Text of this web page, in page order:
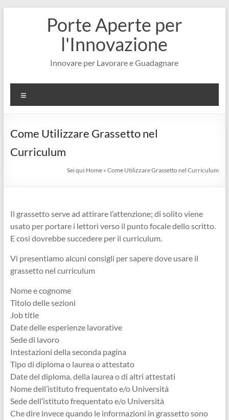
Porte Aperte per
l'Innovazione
Innovare per Lavorare e Guadagnare
Come Utilizzare Grassetto nel
Curriculum
Sei qui:Home »Come Utilizzare Grassetto nel Curriculum
Il grassetto serve ad attirare l’attenzione; di solito viene
usato per portare i lettori verso il punto focale dello scritto.
E così dovrebbe succedere per il curriculum.
Vi presentiamo alcuni consigli per sapere dove usare il
grassetto nel curriculum
Nome e cognome
Titolo delle sezioni
Job title
Date delle esperienze lavorative
Sede di lavoro
Intestazioni della seconda pagina
Tipo di diploma o laurea o attestato
Date del diploma, della laurea o di altri attestati
Nome dell’istituto frequentato e/o Università
Sede dell’istituto frequentato e/o Università
Che dire invece quando le informazioni in grassetto sono